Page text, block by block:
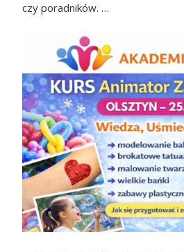
czy poradników. …